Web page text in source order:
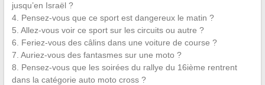
jusqu’en Israël ?
4. Pensez-vous que ce sport est dangereux le matin ?
5. Allez-vous voir ce sport sur les circuits ou autre ?
6. Feriez-vous des câlins dans une voiture de course ?
7. Auriez-vous des fantasmes sur une moto ?
8. Pensez-vous que les soirées du rallye du 16ième rentrent
dans la catégorie auto moto cross ?